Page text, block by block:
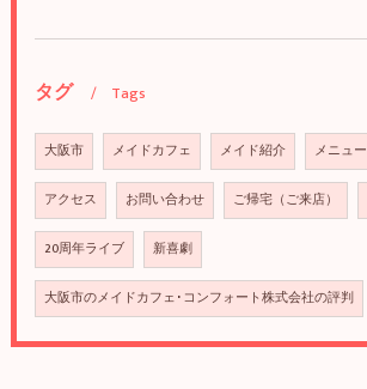
タグ Tags
大阪市 メイドカフェ メイド紹介 メニュー
アクセス お問い合わせ ご帰宅（ご来店）
20周年ライブ 新喜劇
大阪市のメイドカフェ･コンフォート株式会社の評判